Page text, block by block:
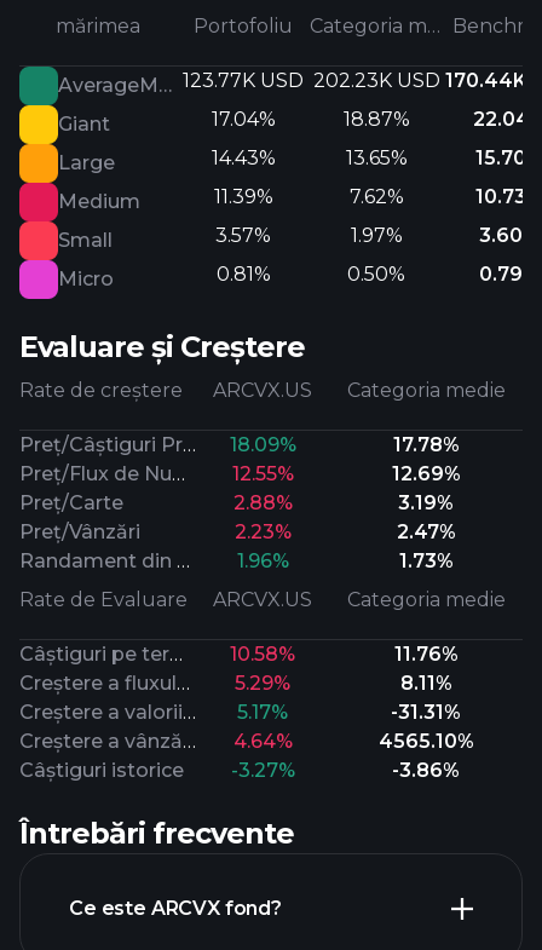
mărimea Portofoliu Categoria medie
AverageMarketCap 123.77K USD 202.23K USD 170.44K
Giant
17.04% 18.87%
Large
14.43% 13.65%
15.70%
Medium
11.39% 7.62%
10.73%
Small
3.57% 1.97%
3.60%
Micro
0.81% 0.50% 0.79%
Evaluare și Creștere
Rate de creștere ARCVX.US Categoria medie
Preț/Câștiguri Prospective 18.09%
17.78%
Preț/Flux de Numerar
12.55%
12.69%
Preț/Carte
2.88%
3.19%
Preț/Vânzări
2.23%
2.47%
Randament din dividende
1.96%
1.73%
Rate de Evaluare
ARCVX.US Categoria medie
Câștiguri pe termen lung 10.58%
11.76%
Creștere a fluxului de numerar
5.29%
8.11%
Creștere a valorii contabile
5.17%
-31.31%
Creștere a vânzărilor
4.64%
4565.10%
Câștiguri istorice
-3.27% -3.86%
Întrebări frecvente
Ce este ARCVX fond?